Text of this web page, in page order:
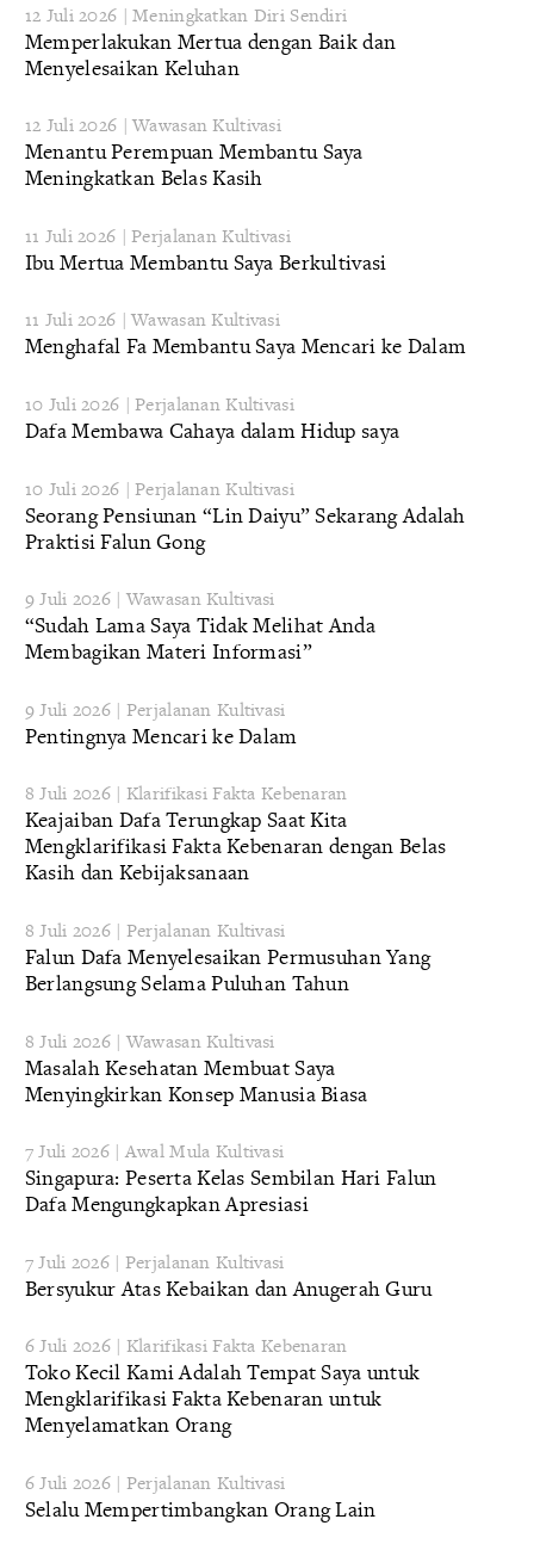
12 Juli 2026 | Meningkatkan Diri Sendiri
Memperlakukan Mertua dengan Baik dan
Menyelesaikan Keluhan
12 Juli 2026 | Wawasan Kultivasi
Menantu Perempuan Membantu Saya
Meningkatkan Belas Kasih
11 Juli 2026 | Perjalanan Kultivasi
Ibu Mertua Membantu Saya Berkultivasi
11 Juli 2026 | Wawasan Kultivasi
Menghafal Fa Membantu Saya Mencari ke Dalam
10 Juli 2026 | Perjalanan Kultivasi
Dafa Membawa Cahaya dalam Hidup saya
10 Juli 2026 | Perjalanan Kultivasi
Seorang Pensiunan “Lin Daiyu” Sekarang Adalah
Praktisi Falun Gong
9 Juli 2026 | Wawasan Kultivasi
“Sudah Lama Saya Tidak Melihat Anda
Membagikan Materi Informasi”
9 Juli 2026 | Perjalanan Kultivasi
Pentingnya Mencari ke Dalam
8 Juli 2026 | Klarifikasi Fakta Kebenaran
Keajaiban Dafa Terungkap Saat Kita
Mengklarifikasi Fakta Kebenaran dengan Belas
Kasih dan Kebijaksanaan
8 Juli 2026 | Perjalanan Kultivasi
Falun Dafa Menyelesaikan Permusuhan Yang
Berlangsung Selama Puluhan Tahun
8 Juli 2026 | Wawasan Kultivasi
Masalah Kesehatan Membuat Saya
Menyingkirkan Konsep Manusia Biasa
7 Juli 2026 | Awal Mula Kultivasi
Singapura: Peserta Kelas Sembilan Hari Falun
Dafa Mengungkapkan Apresiasi
7 Juli 2026 | Perjalanan Kultivasi
Bersyukur Atas Kebaikan dan Anugerah Guru
6 Juli 2026 | Klarifikasi Fakta Kebenaran
Toko Kecil Kami Adalah Tempat Saya untuk
Mengklarifikasi Fakta Kebenaran untuk
Menyelamatkan Orang
6 Juli 2026 | Perjalanan Kultivasi
Selalu Mempertimbangkan Orang Lain